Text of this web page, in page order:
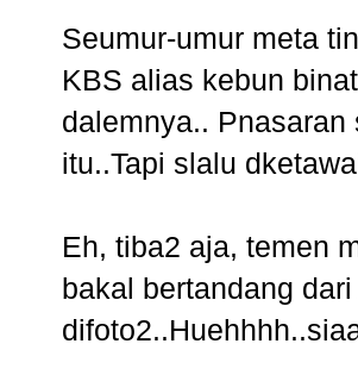
Seumur-umur meta
KBS alias kebun
dalemnya..
itu..Tapi slalu
Eh, tiba2 aja, temen
bakal bertandang